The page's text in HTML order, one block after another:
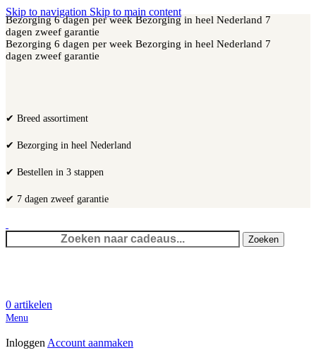
Skip to navigation Skip to main content
Bezorging 6 dagen per weekBezorging in heel Nederland 7
dagen zweef garantie
Bezorging 6 dagen per week Bezorging in heel Nederland 7
dagen zweef garantie
✔ Breed assortiment
✔ Bezorging in heel Nederland
✔ Bestellen in 3 stappen
✔ 7 dagen zweef garantie
Zoeken
0 artikelen
Menu
Inloggen Account aanmaken